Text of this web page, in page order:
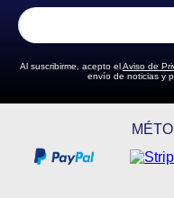
Al suscribirme, acepto elAviso de
envío de noticias y